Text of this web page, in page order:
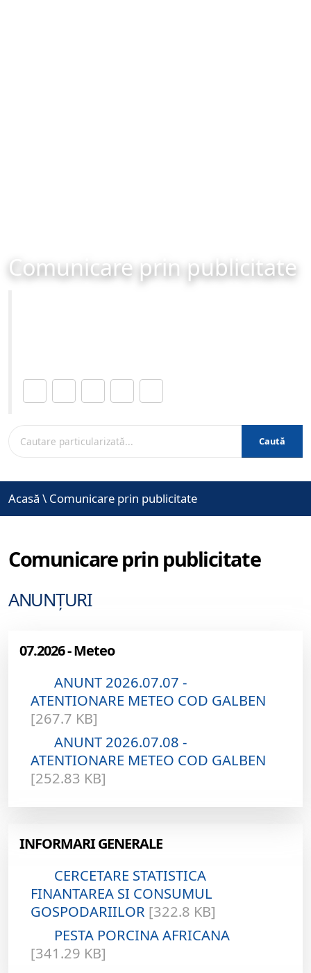
Comunicare prin publicitate
Caută
Acasă \ Comunicare prin publicitate
Comunicare prin publicitate
ANUNȚURI
07.2026 - Meteo
ANUNT 2026.07.07 -
ATENTIONARE METEO COD GALBEN
[267.7 KB]
ANUNT 2026.07.08 -
ATENTIONARE METEO COD GALBEN
[252.83 KB]
INFORMARI GENERALE
CERCETARE STATISTICA
FINANTAREA SI CONSUMUL
GOSPODARIILOR [322.8 KB]
PESTA PORCINA AFRICANA
[341.29 KB]